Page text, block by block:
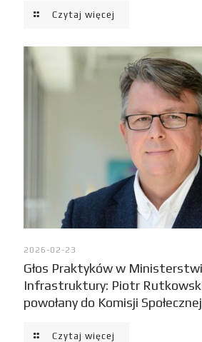
Czytaj więcej
2026-02-23
Głos Praktyków w
Infrastruktury: Piotr
powołany do Komisji Społecznej
Czytaj więcej